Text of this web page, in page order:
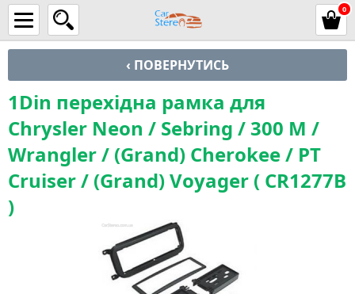
0
‹ ПОВЕРНУТИСЬ
1Din перехідна рамка для
Chrysler Neon / Sebring / 300 M /
Wrangler / (Grand) Cherokee / PT
Cruiser / (Grand) Voyager ( CR1277B
)